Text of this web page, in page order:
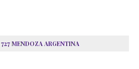
727 MENDOZA ARGENTINA